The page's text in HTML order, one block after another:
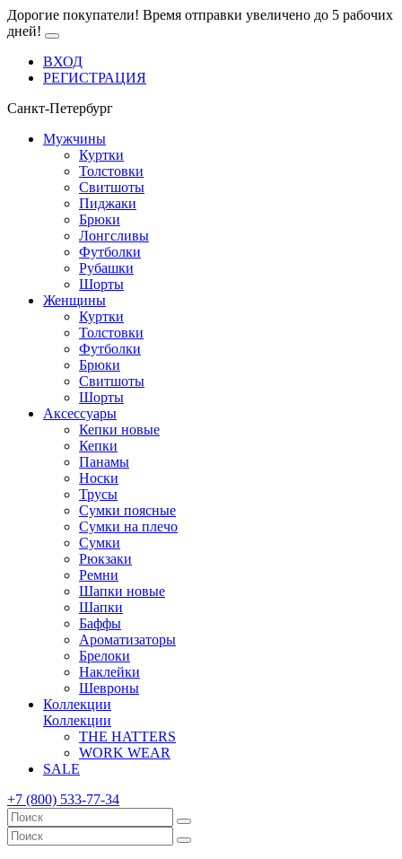
Дорогие покупатели! Время отправки увеличено до 5 рабочих
дней!
ВХОД
РЕГИСТРАЦИЯ
Санкт-Петербург
Мужчины
Куртки
Толстовки
Свитшоты
Пиджаки
Брюки
Лонгсливы
Футболки
Рубашки
Шорты
Женщины
Куртки
Толстовки
Футболки
Брюки
Свитшоты
Шорты
Аксессуары
Кепки новые
Кепки
Панамы
Носки
Трусы
Сумки поясные
Сумки на плечо
Сумки
Рюкзаки
Ремни
Шапки новые
Шапки
Баффы
Ароматизаторы
Брелоки
Наклейки
Шевроны
Коллекции
Коллекции
THE HATTERS
WORK WEAR
SALE
+7 (800) 533-77-34